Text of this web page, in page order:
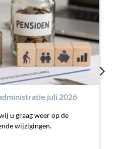
juli 2026
u graag weer op de
wijzigingen.